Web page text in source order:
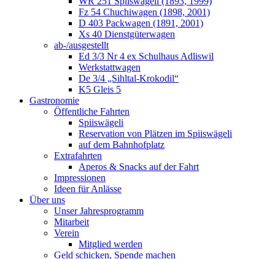
Fz 54 Chuchiwagen (1898, 2001)
D 403 Packwagen (1891, 2001)
Xs 40 Dienstgüterwagen
ab-/ausgestellt
Ed 3/3 Nr 4 ex Schulhaus Adliswil
Werkstattwagen
De 3/4 „Sihltal-Krokodil“
K5 Gleis 5
Gastronomie
Öffentliche Fahrten
Spiiswägeli
Reservation von Plätzen im Spiiswägeli
auf dem Bahnhofplatz
Extrafahrten
Aperos & Snacks auf der Fahrt
Impressionen
Ideen für Anlässe
Über uns
Unser Jahresprogramm
Mitarbeit
Verein
Mitglied werden
Geld schicken, Spende machen